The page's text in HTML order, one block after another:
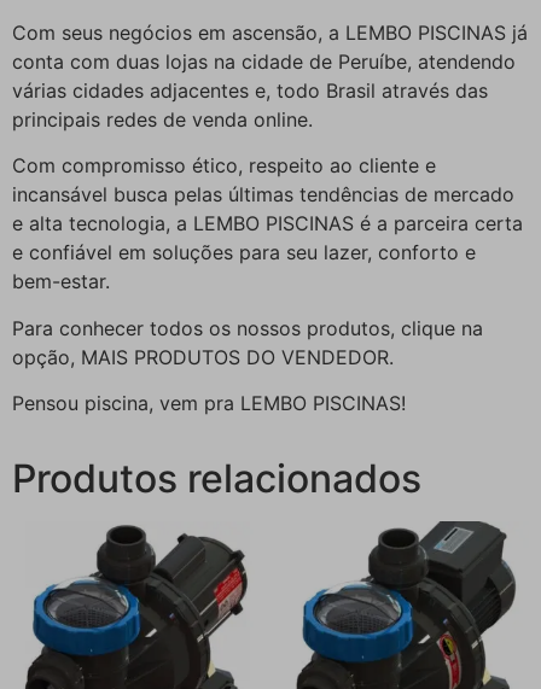
Com seus negócios em ascensão, a LEMBO PISCINAS já
conta com duas lojas na cidade de Peruíbe, atendendo
várias cidades adjacentes e, todo Brasil através das
principais redes de venda online.
Com compromisso ético, respeito ao cliente e
incansável busca pelas últimas tendências de mercado
e alta tecnologia, a LEMBO PISCINAS é a parceira certa
e confiável em soluções para seu lazer, conforto e
bem-estar.
Para conhecer todos os nossos produtos, clique na
opção, MAIS PRODUTOS DO VENDEDOR.
Pensou piscina, vem pra LEMBO PISCINAS!
Produtos relacionados